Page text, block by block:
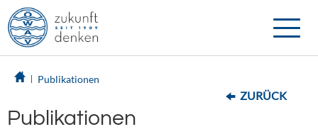
Toggle
Publikationen
ZURÜCK
Publikationen